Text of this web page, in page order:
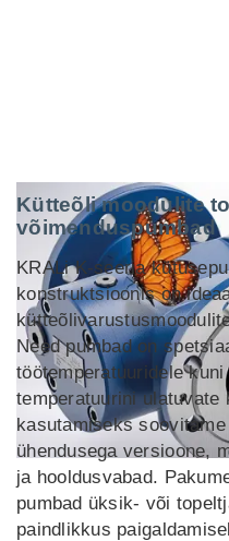
Kütteõli moodulite
võimenduspumbad
KRALi K-seeria
konstruktsioonis on
Need pumbad on
töötemperatuuridele
temperatuurini ulatuvate
kasutamiseks
ühendusega versioone,
ja hooldusvabad.
pumbad üksik- või
paindlikkus